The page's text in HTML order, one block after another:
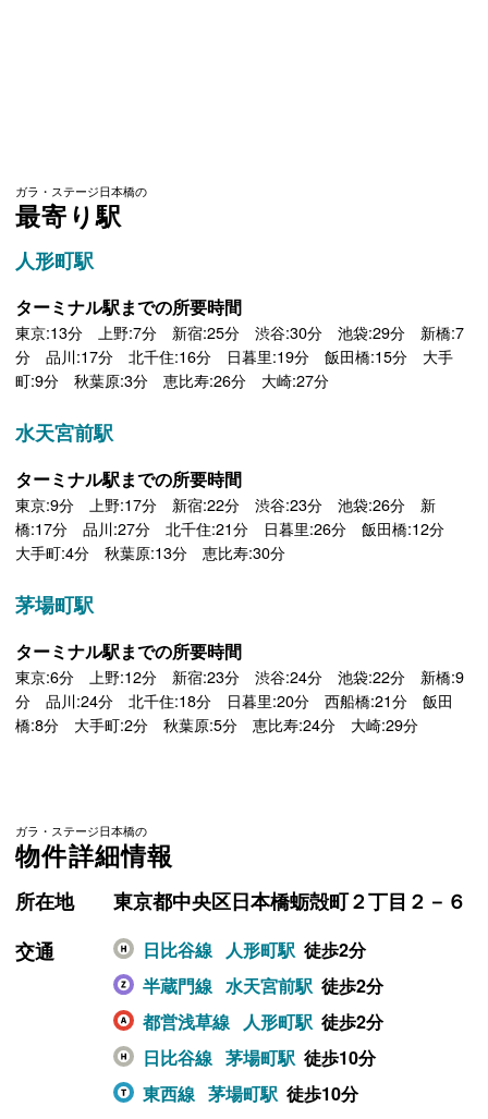
ガラ・ステージ日本橋の
最寄り駅
人形町駅
ターミナル駅までの所要時間
東京:13分 上野:7分 新宿:25分 渋谷:30分 池袋:29分 新橋:7
分 品川:17分 北千住:16分 日暮里:19分 飯田橋:15分 大手
町:9分 秋葉原:3分 恵比寿:26分 大崎:27分
水天宮前駅
ターミナル駅までの所要時間
東京:9分 上野:17分 新宿:22分 渋谷:23分 池袋:26分 新
橋:17分 品川:27分 北千住:21分 日暮里:26分 飯田橋:12分
大手町:4分 秋葉原:13分 恵比寿:30分
茅場町駅
ターミナル駅までの所要時間
東京:6分 上野:12分 新宿:23分 渋谷:24分 池袋:22分 新橋:9
分 品川:24分 北千住:18分 日暮里:20分 西船橋:21分 飯田
橋:8分 大手町:2分 秋葉原:5分 恵比寿:24分 大崎:29分
ガラ・ステージ日本橋の
物件詳細情報
所在地
東京都中央区日本橋蛎殻町２丁目２－６
交通
日比谷線 人形町駅 徒歩2分
半蔵門線 水天宮前駅 徒歩2分
都営浅草線
人形町駅 徒歩2分
日比谷線 茅場町駅 徒歩10分
東西線 茅場町駅 徒歩10分